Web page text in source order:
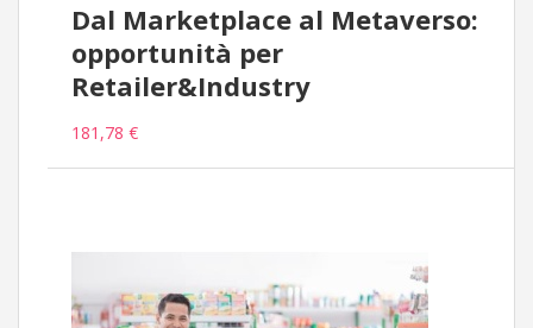
Dal Marketplace al Metaverso:
opportunità per
Retailer&Industry
181,78 €